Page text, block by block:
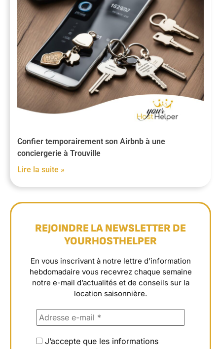
Confier temporairement son Airbnb à une
conciergerie à Trouville
Lire la suite »
REJOINDRE LA NEWSLETTER DE
YOURHOSTHELPER
En vous inscrivant à notre lettre d’information
hebdomadaire vous recevrez chaque semaine
notre e-mail d’actualités et de conseils sur la
location saisonnière.
J’accepte que les informations